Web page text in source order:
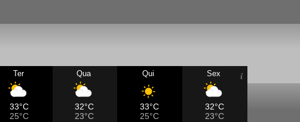
Ter
33°C
25°C
Qua
32°C
23°C
Qui
33°C
25°C
Sex
32°C
23°C